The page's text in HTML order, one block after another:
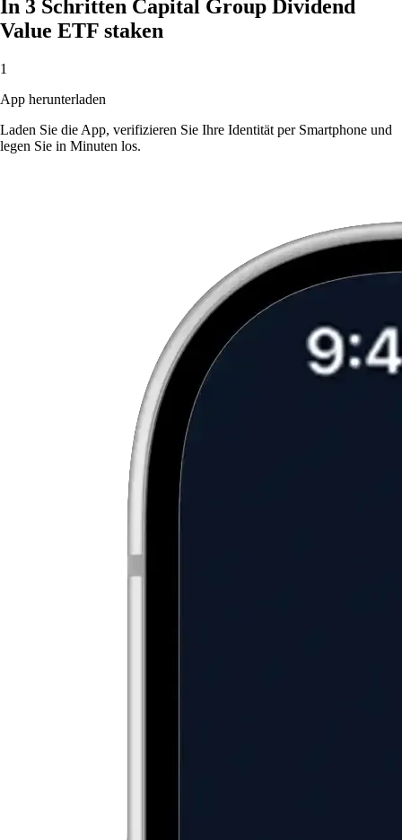
In 3 Schritten Capital Group Dividend
Value ETF staken
1
App herunterladen
Laden Sie die App, verifizieren Sie Ihre Identität per Smartphone und
legen Sie in Minuten los.